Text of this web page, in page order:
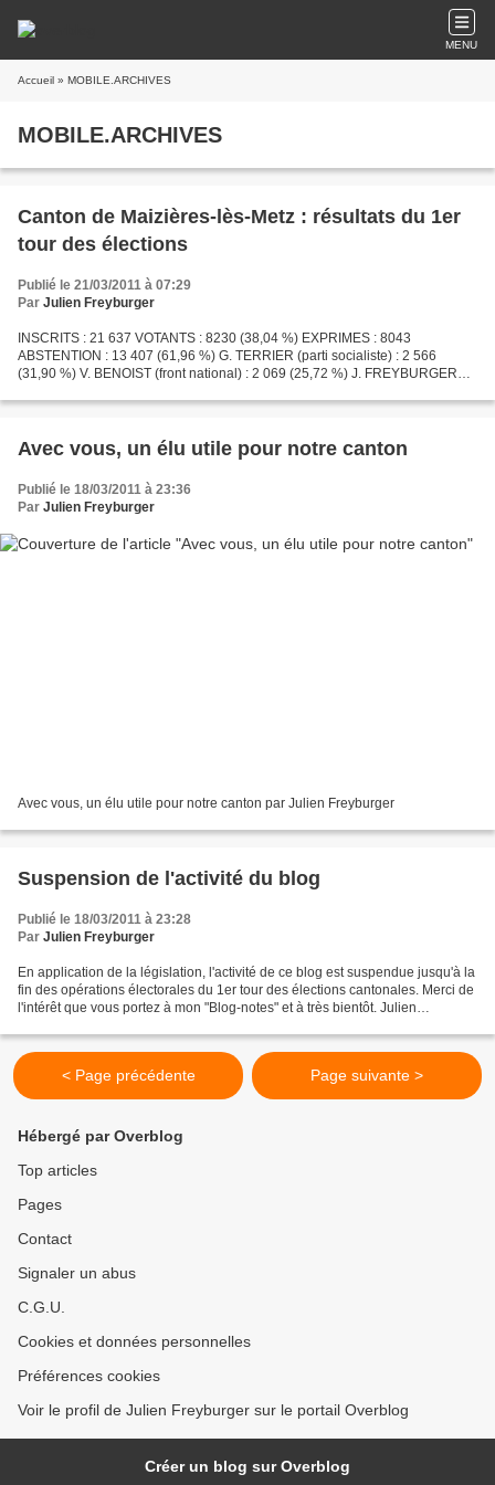
MENU
Accueil » MOBILE.ARCHIVES
MOBILE.ARCHIVES
Canton de Maizières-lès-Metz : résultats du 1er
tour des élections
Publié le 21/03/2011 à 07:29
Par Julien Freyburger
INSCRITS : 21 637 VOTANTS : 8230 (38,04 %) EXPRIMES : 8043
ABSTENTION : 13 407 (61,96 %) G. TERRIER (parti socialiste) : 2 566
(31,90 %) V. BENOIST (front national) : 2 069 (25,72 %) J. FREYBURGER
Avec vous, un élu utile pour notre canton
Publié le 18/03/2011 à 23:36
Par Julien Freyburger
Avec vous, un élu utile pour notre canton par Julien Freyburger
Suspension de l'activité du blog
Publié le 18/03/2011 à 23:28
Par Julien Freyburger
En application de la législation, l'activité de ce blog est suspendue jusqu'à la
fin des opérations électorales du 1er tour des élections cantonales. Merci de
l'intérêt que vous portez à mon "Blog-notes" et à très bientôt. Julien
< Page précédente Page suivante >
Hébergé par Overblog
Top articles
Pages
Contact
Signaler un abus
C.G.U.
Cookies et données personnelles
Préférences cookies
Voir le profil de Julien Freyburger sur le portail Overblog
Créer un blog sur Overblog